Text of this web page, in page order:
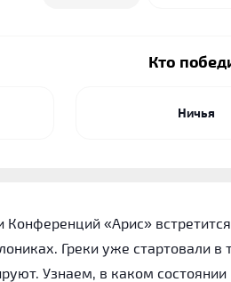
Кто
Ничья
«Арис»
Греки уже стартовали
Узнаем, в каком